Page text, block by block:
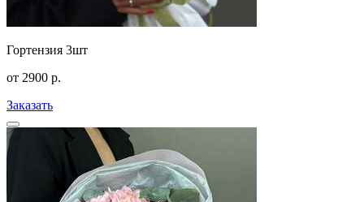
Гортензия 3шт
от 2900 р.
Заказать